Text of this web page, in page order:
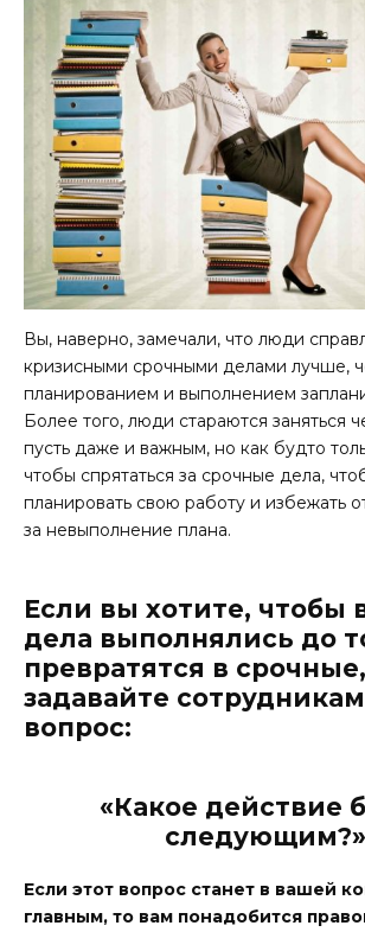
Вы, наверно, замечали, что люди
кризисными срочными делами лучше,
планированием и выполнением
Более того, люди стараются заняться
пусть даже и важным, но как будто
чтобы спрятаться за срочные дела,
планировать свою работу и избежать
за невыполнение плана.
Если вы хотите, чтобы
дела выполнялись до
превратятся в
задавайте
вопрос:
«Какое действие
следующим?»
Если этот вопрос станет в вашей
главным, то вам понадобится